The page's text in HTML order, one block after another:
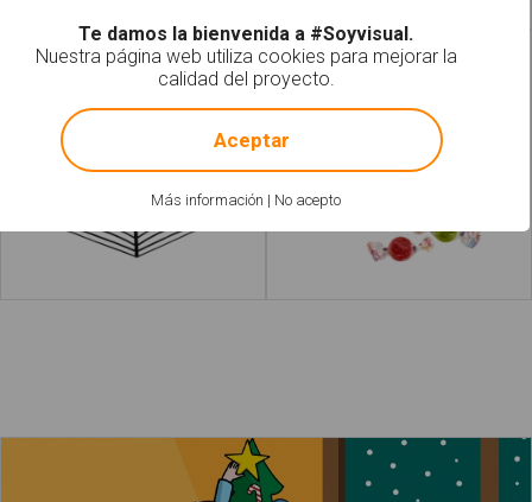
acerca
Leer más Leer más
Telarañas de adorno Bolsa de caramelos
Los niños adornan el árbol de Navidad
Te damos la bienvenida a #Soyvisual.
Nuestra página web utiliza cookies para mejorar la
calidad del proyecto.
Más información | No acepto
! Not valid!
Aceptar